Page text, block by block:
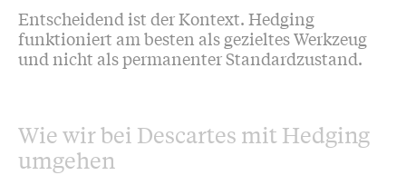
Entscheidend ist der Kontext. Hedging
funktioniert am besten als gezieltes Werkzeug
und nicht als permanenter Standardzustand.
Wie wir bei Descartes mit Hedging
umgehen